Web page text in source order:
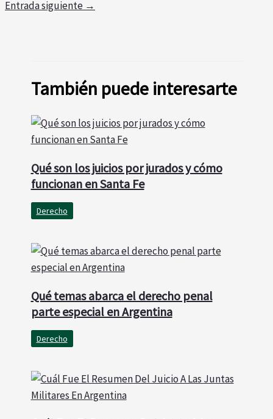
Entrada siguiente →
También puede interesarte
Qué son los juicios por jurados y cómo
funcionan en Santa Fe
Derecho
Qué temas abarca el derecho penal
parte especial en Argentina
Derecho